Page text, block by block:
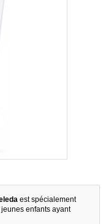
est spécialement
enfants ayant